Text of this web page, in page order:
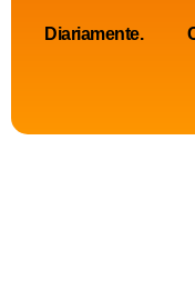
Diariamente.